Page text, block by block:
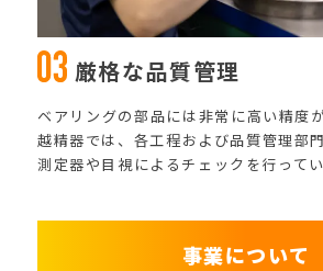
厳格な品質管理
ベアリングの部品には非常に高い精度
越精器では、各工程および品質管理部
測定器や目視によるチェックを行ってい
事業について